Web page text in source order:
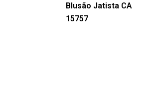
Blusão Jatista CA
15757